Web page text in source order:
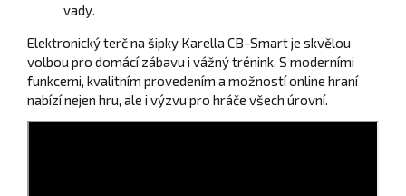
vady.
Elektronický terč na šipky Karella CB-Smart je skvělou
volbou pro domácí zábavu i vážný trénink. S moderními
funkcemi, kvalitním provedením a možností online hraní
nabízí nejen hru, ale i výzvu pro hráče všech úrovní.